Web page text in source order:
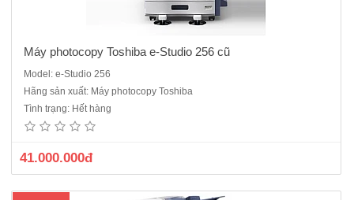
Máy photocopy Toshiba e-Studio 256 cũ
Model: e-Studio 256
Hãng sản xuất: Máy photocopy Toshiba
Tình trạng: Hết hàng
41.000.000đ
Máy photocopy Toshiba E-Studio 306 cũ Chức Copy/in mạng/scan
màuĐộ phân giải : 2400 x 600dpiTốc độ copy(bản/phút) : 30Bộ nhớ:
1GB +64GBThời gian copy bản đầu(s) : 4.7Số bản copy liên tục(bản) :
999Độ phóng to tối đa(%) : 400Độ thu nhỏ tối đa(%)..